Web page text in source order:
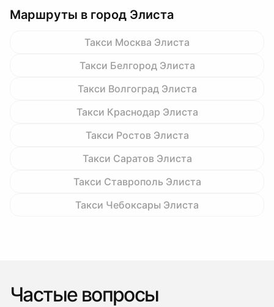
Маршруты в город Элиста
Такси Москва Элиста
Такси Белгород Элиста
Такси Волгоград Элиста
Такси Краснодар Элиста
Такси Ростов Элиста
Такси Саратов Элиста
Такси Ставрополь Элиста
Такси Чебоксары Элиста
Частые вопросы